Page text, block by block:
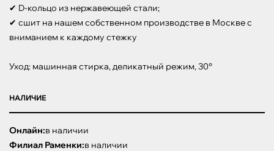
✔ D-кольцо из нержавеющей стали;
✔ сшит на нашем собственном производстве в Москве с
вниманием к каждому стежку
Уход: машинная стирка, деликатный режим, 30°
НАЛИЧИЕ
Онлайн:в наличии
Филиал Раменки:в наличии